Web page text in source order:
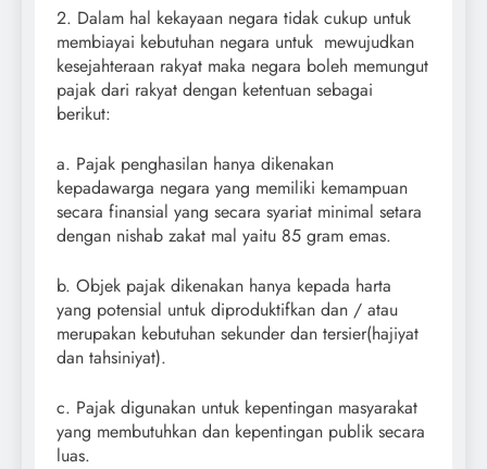
2. Dalam hal kekayaan negara tidak cukup untuk
membiayai kebutuhan negara untuk mewujudkan
kesejahteraan rakyat maka negara boleh memungut
pajak dari rakyat dengan ketentuan sebagai
berikut:
a. Pajak penghasilan hanya dikenakan
kepadawarga negara yang memiliki kemampuan
secara finansial yang secara syariat minimal setara
dengan nishab zakat mal yaitu 85 gram emas.
b. Objek pajak dikenakan hanya kepada harta
yang potensial untuk diproduktifkan dan / atau
merupakan kebutuhan sekunder dan tersier(hajiyat
dan tahsiniyat).
c. Pajak digunakan untuk kepentingan masyarakat
yang membutuhkan dan kepentingan publik secara
luas.